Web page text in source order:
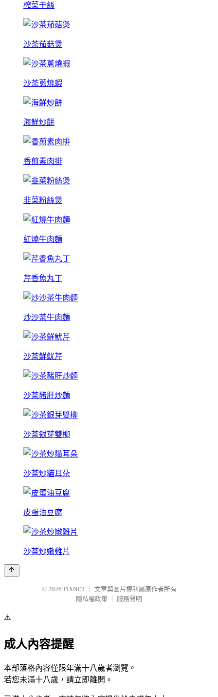
榨菜干絲
沙茶茄菇煲
沙茶蔥燒蝦
海鮮炒餅
香煎素肉排
韭菜粉絲煲
紅燒牛肉麵
芹香魚丸丁
炒沙茶牛肉麵
沙茶鮮魷芹
沙茶豬肝炒麵
沙茶銀芽雙柳
沙茶炒貓耳朵
皮蛋油豆腐
沙茶炒嫩雞片
© 2026 PIXNET
文章與圖片權利屬原作者所有
隱私權政策
服務聲明
⚠️
成人內容提醒
本部落格內容僅限年滿十八歲者瀏覽。
若您未滿十八歲，請立即離開。